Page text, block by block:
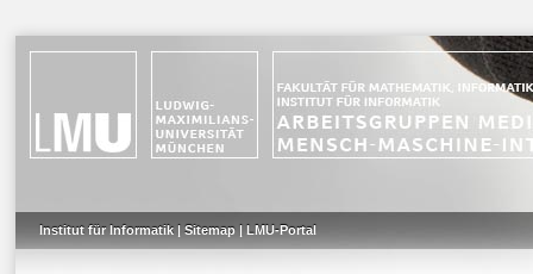
Institut für Informatik| Sitemap| LMU-Portal